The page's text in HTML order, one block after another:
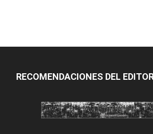
RECOMENDACIONES DEL